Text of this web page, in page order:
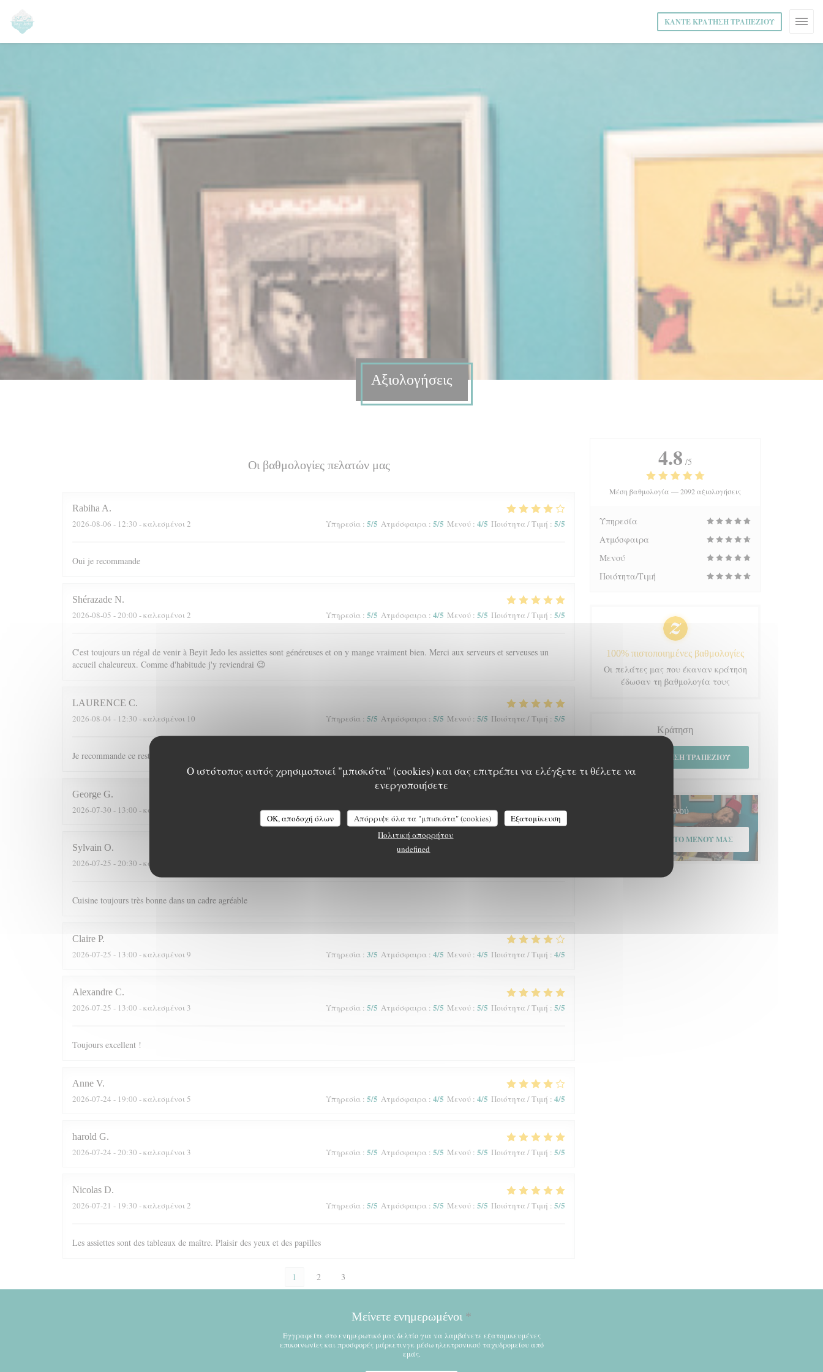
Ο ιστότοπος αυτός χρησιμοποιεί "μπισκότα" (cookies) και σας επιτρέπει να ελέγξετε τι θέλετε να
ενεργοποιήσετε
OK, αποδοχή όλων Απόρριψε όλα τα "μπισκότα" (cookies)
Εξατομίκευση
Πολιτική απορρήτου
undefined
ΚΆΝΤΕ ΚΡΆΤΗΣΗ ΤΡΑΠΕΖΙΟΎ
Αξιολογήσεις
Οι βαθμολογίες πελατών μας
Rabiha A
2026-08-06 - 12:30 - καλεσμένοι 2 Υπηρεσία : 5/5 Ατμόσφαιρα : 5/5 Μενού : 4/5 Ποιότητα / Τιμή : 5/5
Oui je recommande
Shérazade N
2026-08-05 - 20:00 - καλεσμένοι 2 Υπηρεσία : 5/5 Ατμόσφαιρα : 4/5 Μενού : 5/5 Ποιότητα / Τιμή : 5/5
C'est toujours un régal de venir à Beyit Jedo les assiettes sont généreuses et on y mange vraiment bien. Merci aux serveurs et serveuses un
accueil chaleureux. Comme d'habitude j'y reviendrai 😉
LAURENCE C
2026-08-04 - 12:30 - καλεσμένοι 10 Υπηρεσία : 5/5 Ατμόσφαιρα : 5/5 Μενού : 5/5 Ποιότητα / Τιμή : 5/5
Je recommande ce restaurant tant pour les plats que pour l'ambiance chaleureuse et le cadre
George G
2026-07-30 - 13:00 - καλεσμένοι 2 Υπηρεσία:5/5 Ατμόσφαιρα:5/5 Μενού:5/5 Ποιότητα / Τιμή:5/5
Sylvain O
2026-07-25 - 20:30 - καλεσμένοι 3
Cuisine toujours très bonne dans un cadre agréable
Claire P
2026-07-25 - 13:00 - καλεσμένοι 9 Υπηρεσία : 3/5 Ατμόσφαιρα : 4/5 Μενού : 4/5 Ποιότητα / Τιμή : 4/5
Alexandre C
2026-07-25 - 13:00 - καλεσμένοι 3 Υπηρεσία : 5/5 Ατμόσφαιρα : 5/5 Μενού : 5/5 Ποιότητα / Τιμή : 5/5
Toujours excellent !
Anne V
2026-07-24 - 19:00 - καλεσμένοι 5 Υπηρεσία : 5/5 Ατμόσφαιρα : 4/5 Μενού : 4/5 Ποιότητα / Τιμή : 4/5
harold G
2026-07-24 - 20:30 - καλεσμένοι 3 Υπηρεσία : 5/5 Ατμόσφαιρα : 5/5 Μενού : 5/5 Ποιότητα / Τιμή : 5/5
Nicolas D
2026-07-21 - 19:30 - καλεσμένοι 2 Υπηρεσία : 5/5 Ατμόσφαιρα : 5/5 Μενού : 5/5 Ποιότητα / Τιμή : 5/5
Les assiettes sont des tableaux de maître. Plaisir des yeux et des papilles
1 2 3
4.8 /5
Μέση βαθμολογία —2092 αξιολογήσεις
Υπηρεσία
Ατμόσφαιρα
Μενού
Ποιότητα/Τιμή
100% πιστοποιημένες βαθμολογίες
Οι πελάτες μας που έκαναν κράτηση
έδωσαν τη βαθμολογία τους
Κράτηση
ΚΆΝΤΕ ΚΡΆΤΗΣΗ ΤΡΑΠΕΖΙΟΎ
Μενού
ΑΝΑΚΑΛΎΨΤΕ ΤΟ ΜΕΝΟΎ ΜΑΣ
Μείνετε ενημερωμένοι *
Εγγραφείτε στο ενημερωτικό μας δελτίο για να λαμβάνετε εξατομικευμένες
επικοινωνίες και προσφορές μάρκετινγκ μέσω ηλεκτρονικού ταχυδρομείου από
εμάς.